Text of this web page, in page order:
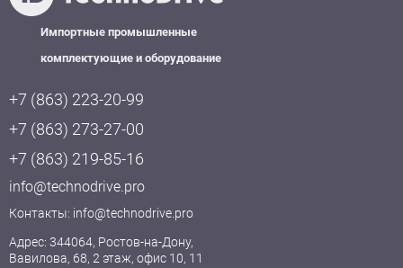
Импортные промышленные
комплектующие и оборудование
+7 (863) 223-20-99
+7 (863) 273-27-00
+7 (863) 219-85-16
info@technodrive.pro
Контакты: info@technodrive.pro
Адрес: 344064, Ростов-на-Дону,
Вавилова, 68, 2 этаж, офис 10, 11